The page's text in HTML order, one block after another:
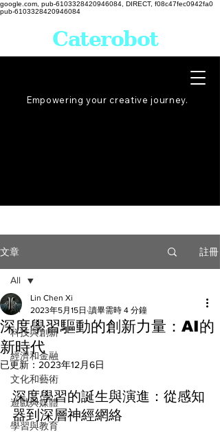
google.com, pub-6103328420946084, DIRECT, f08c47fec0942fa0
pub-6103328420946084
Empowering your creative journey.
Caterobot
文章 註冊
All
科技與創新
經濟和金融
文化和藝術
遊戲與媒體
學習與教育
All
深度學習驅動的創新力量：AI的
新時代
Lin Chen Xi
2023年5月15日 讀畢需時 4 分鐘
已更新： 2023年12月6日
深度學習的誕生與演進：從感知
器到深層神經網絡